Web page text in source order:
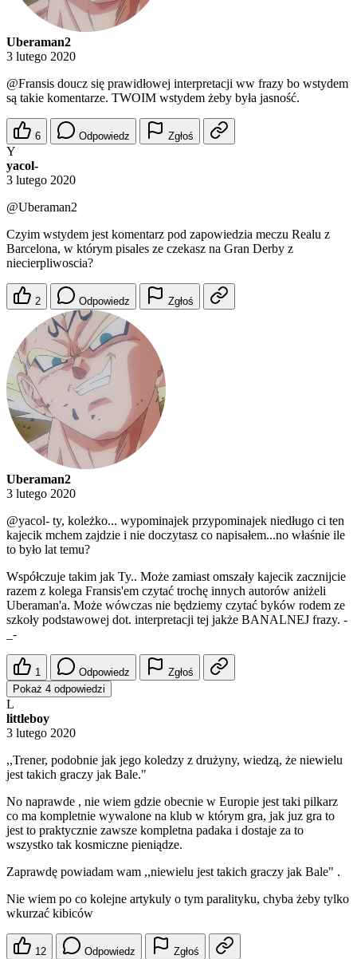
Uberaman2
3 lutego 2020
@Fransis doucz się prawidłowej interpretacji ww frazy bo wstydem
są takie komentarze. TWOIM wstydem żeby była jasność.
6 Odpowiedz Zgłoś
Y
yacol-
3 lutego 2020
@Uberaman2
Czyim wstydem jest komentarz pod zapowiedzia meczu Realu z
Barcelona, w którym pisales ze czekasz na Gran Derby z
niecierpliwoscia?
2 Odpowiedz Zgłoś
Uberaman2
3 lutego 2020
@yacol- ty, koleżko... wypominajek przypominajek niedługo ci ten
kajecik mchem zajdzie i nie doczytasz co napisałem...no właśnie ile
to było lat temu?
Współczuje takim jak Ty.. Może zamiast omszały kajecik zacznijcie
razem z kolega Fransis'em czytać trochę innych autorów aniżeli
Uberaman'a. Może wówczas nie będziemy czytać byków rodem ze
szkoły podstawowej dot. interpretacji tej jakże BANALNEJ frazy. -
_-
1 Odpowiedz
Zgłoś
Pokaż 4 odpowiedzi
L
littleboy
3 lutego 2020
,,Trener, podobnie jak jego koledzy z drużyny, wiedzą, że niewielu
jest takich graczy jak Bale."
No naprawde , nie wiem gdzie obecnie w Europie jest taki pilkarz
co ma kompletnie wywalone na klub w którym gra, jak juz gra to
jest to praktycznie zawsze kompletna padaka i dostaje za to
wszystko tak kosmiczne pieniądze.
Zaprawdę powiadam wam ,,niewielu jest takich graczy jak Bale" .
Nie wiem po co kolejne artykuly o tym paralityku, chyba żeby tylko
wkurzać kibiców
12 Odpowiedz Zgłoś